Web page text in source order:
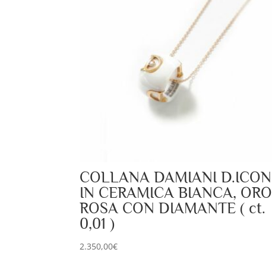
COLLANA DAMIANI D.ICON
IN CERAMICA BIANCA, ORO
ROSA CON DIAMANTE ( ct.
0,01 )
2.350,00€